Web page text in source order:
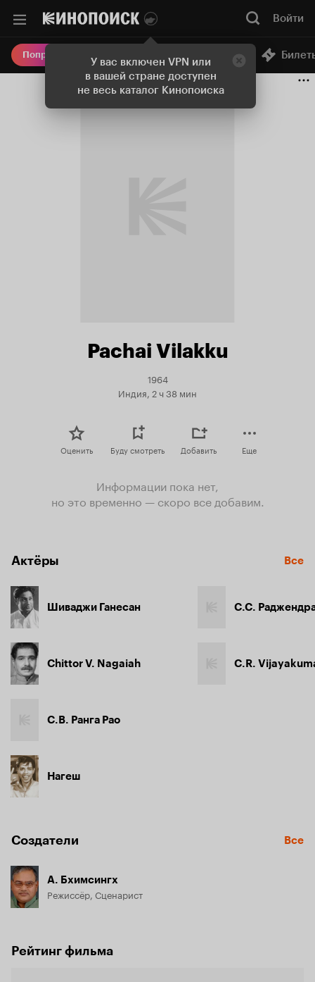
У вас включен VPN или
в вашей стране доступен
не весь каталог Кинопоиска
Войти
Попробовать Плюс Онлайн-кинотеатр
Pachai Vilakku
1964
Индия, 2 ч 38 мин
Оценить Буду смотреть Добавить Еще
Информации пока нет,
но это временно — скоро все добавим.
Актёры Все
Шиваджи Ганесан
Chittor V. Nagaiah
С.В. Ранга Рао
Нагеш
С.С.
C.R.
Создатели Все
А. Бхимсингх
Режиссёр, Сценарист
Рейтинг фильма